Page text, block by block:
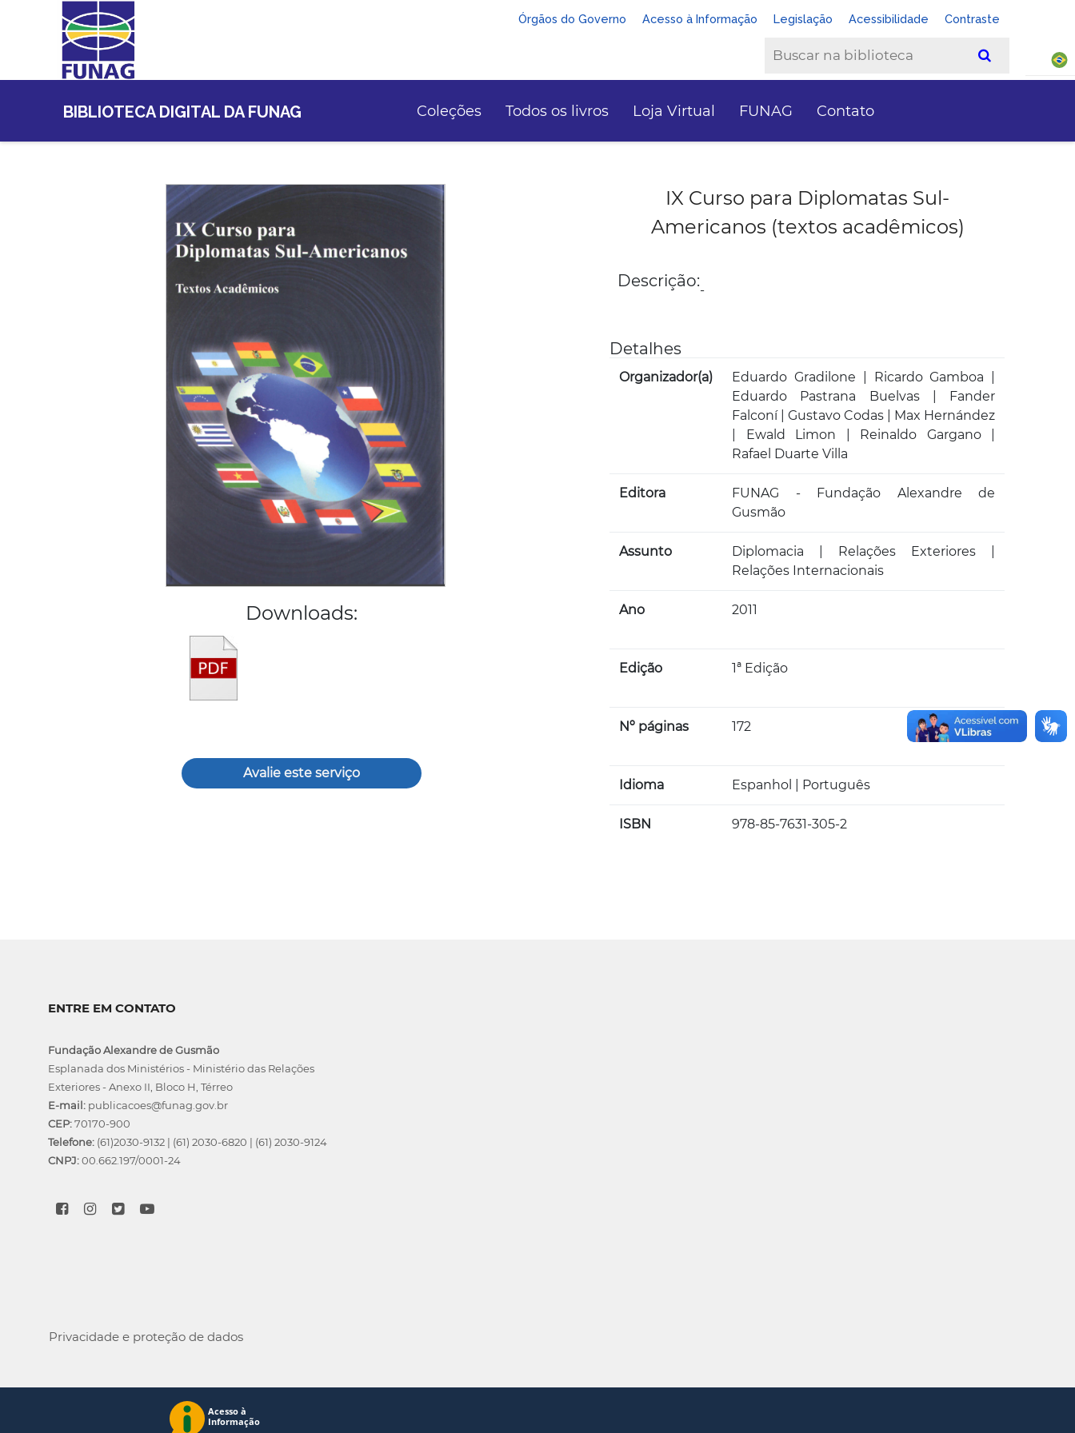
Órgãos do Governo Acesso à Informação Legislação Acessibilidade Contraste
BIBLIOTECA DIGITAL DA FUNAG Coleções Todos os livros Loja Virtual FUNAG Contato
Downloads:
Avalie este serviço
IX Curso para Diplomatas Sul-
Americanos (textos acadêmicos)
Descrição:-
Detalhes
Organizador(a)
Eduardo Gradilone | Ricardo Gamboa |
Eduardo Pastrana Buelvas | Fander
Falconí | Gustavo Codas | Max Hernández
| Ewald Limon | Reinaldo Gargano |
Rafael Duarte Villa
Editora
FUNAG - Fundação Alexandre de
Gusmão
Assunto
Diplomacia | Relações Exteriores |
Relações Internacionais
Ano 2011
Edição 1ª Edição
Nº páginas 172
Idioma Espanhol | Português
ISBN 978-85-7631-305-2
ENTRE EM CONTATO
Fundação Alexandre de Gusmão
Esplanada dos Ministérios - Ministério das Relações
Exteriores - Anexo II, Bloco H, Térreo
E-mail: publicacoes@funag.gov.br
CEP:70170-900
Telefone: (61)2030-9132 | (61) 2030-6820 | (61) 2030-9124
CNPJ:00.662.197/0001-24
Privacidade e proteção de dados